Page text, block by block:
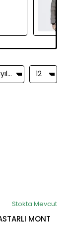
Stokta Mevcut
MONT